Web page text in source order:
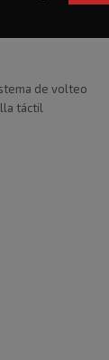
de volteo
táctil